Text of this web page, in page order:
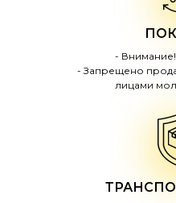
-
- Запрещено
лицами